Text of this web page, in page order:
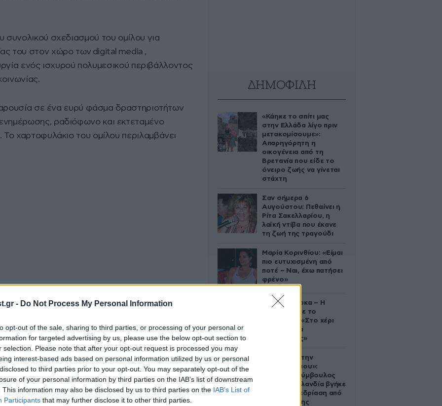
- Do Not Process My Personal Information
opt-out of the sale, sharing to third parties, or processing of your personal or
for targeted advertising by us, please use the below opt-out section to
selection. Please note that after your opt-out request is processed you may
interest-based ads based on personal information utilized by us or personal
to third parties prior to your opt-out. You may separately opt-out of the
of your personal information by third parties on the IAB’s list of downstream
This information may also be disclosed by us to third parties on the IAB’s List of
Participants that may further disclose it to other third parties.
συνολικού σχεδιασμού του ομίλου για
του στον χώρο των digital media ,
ενός ισχυρού πολυμεσικού περιβάλλοντος
σε ένα ευρύ φάσμα δραστηριοτήτων
ραδιόφωνο και εκτεταμένο
Το χαρτοφυλάκιο του ομίλου περιλαμβάνει
ΔΗΜΟΦΙΛΗ
«Κάηκε το σπίτι μας
στην Ελλάδα λίγο πριν
μετακομίσουμε»:
Απαρηγόρητη η
οικογένεια από τη
Βρετανία που είδε το
όνειρο ζωής να γίνεται
στάχτη
Σαν σήμερα 6
Αυγούστου: Πεθαίνει η
Ρίτα Σακελλαρίου, η
λαϊκή ντίβα που έκανε
τη ζωή της τραγούδι
Μαρία Κορινθίου: «Είμαι
πιο ευτυχισμένη από
ποτέ – Ναι, έχω πατήσει
φρένο»
Δανάη Μπάρκα – Η
ανάρτηση με το
σάντουιτς: «Στο χέρι
σου είναι να
αδυνατίσεις»
«Βλέπουμε την
μπουγάδα σου»:
Δημοτική σύμβουλος
στη Νέα Ζηλανδία βγήκε
live σε συνεδρίαση από
το μπάνιο της